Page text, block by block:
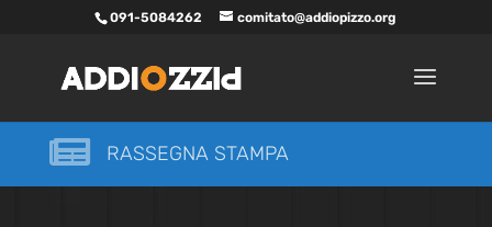
091-5084262 comitato@addiopizzo.org
 RASSEGNA STAMPA